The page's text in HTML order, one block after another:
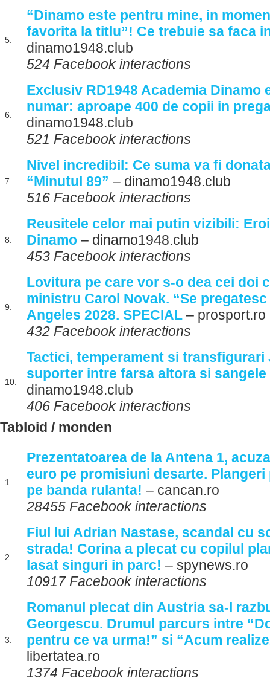
5.
“Dinamo este pentru mine, in
favorita la titlu”! Ce trebuie sa faca
dinamo1948.club
524 Facebook interactions
6.
Exclusiv RD1948 Academia Dinamo
numar: aproape 400 de copii in
dinamo1948.club
521 Facebook interactions
7.
Nivel incredibil: Ce suma va fi
“Minutul 89” – dinamo1948.club
516 Facebook interactions
8.
Reusitele celor mai putin vizibili:
Dinamo – dinamo1948.club
453 Facebook interactions
9.
Lovitura pe care vor s-o dea cei doi
ministru Carol Novak. “Se
Angeles 2028. SPECIAL – prosport.ro
432 Facebook interactions
10.
Tactici, temperament si transfigurari
suporter intre farsa altora si
dinamo1948.club
406 Facebook interactions
Tabloid / monden
1.
Prezentatoarea de la Antena 1,
euro pe promisiuni desarte.
pe banda rulanta! – cancan.ro
28455 Facebook interactions
2.
Fiul lui Adrian Nastase, scandal cu
strada! Corina a plecat cu copilul
lasat singuri in parc! – spynews.ro
10917 Facebook interactions
3.
Romanul plecat din Austria sa-l
Georgescu. Drumul parcurs intre
pentru ce va urma!” si “Acum
libertatea.ro
1374 Facebook interactions